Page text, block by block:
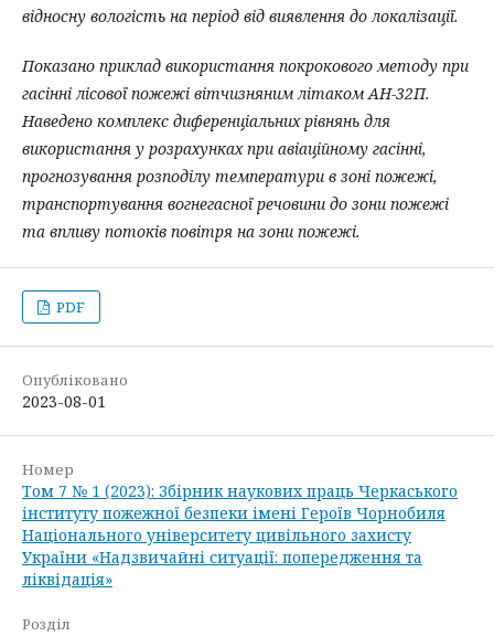
відносну вологість на період від виявлення до локалізації.
Показано приклад використання покрокового методу при
гасінні лісової пожежі вітчизняним літаком АН-32П.
Наведено комплекс диференціальних рівнянь для
використання у розрахунках при авіаційному гасінні,
прогнозування розподілу температури в зоні пожежі,
транспортування вогнегасної речовини до зони пожежі
та впливу потоків повітря на зони пожежі.
PDF
Опубліковано
2023-08-01
Номер
Том 7 № 1 (2023): Збірник наукових праць Черкаського
інституту пожежної безпеки імені Героїв Чорнобиля
Національного університету цивільного захисту
України «Надзвичайні ситуації: попередження та
ліквідація»
Розділ